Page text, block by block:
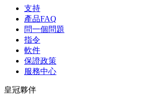
支持
產品FAQ
問一個問題
指令
軟件
保證政策
服務中心
皇冠夥伴